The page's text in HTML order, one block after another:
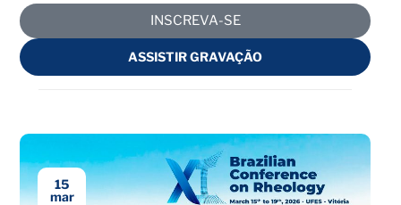
INSCREVA-SE
ASSISTIR GRAVAÇÃO
15
mar